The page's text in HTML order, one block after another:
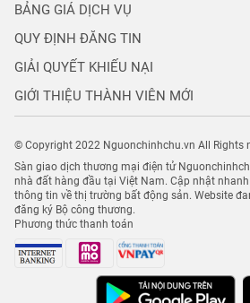
BẢNG GIÁ DỊCH VỤ
QUY ĐỊNH ĐĂNG TIN
GIẢI QUYẾT KHIẾU NẠI
GIỚI THIỆU THÀNH VIÊN MỚI
© Copyright 2022 Nguonchinhchu.vn All Rights
Sàn giao dịch thương mại điện tử
nhà đất hàng đầu tại Việt Nam. Cập nhật
thông tin về thị trường bất động sản. Website
đăng ký Bộ công thương.
Phương thức thanh toán